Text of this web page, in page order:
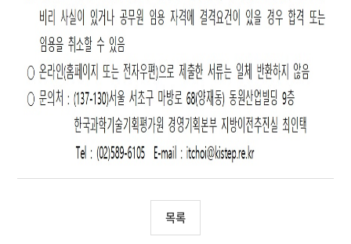
목록